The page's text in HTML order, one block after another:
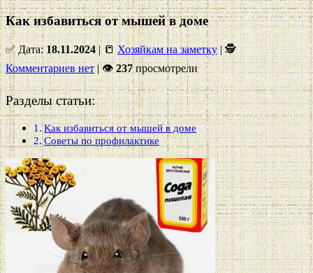
Как избавиться от мышей в доме
✅ Дата:18.11.2024| 📒Хозяйкам на заметку| 🕵
Комментариев нет|👁237просмотрели
Разделы статьи:
Как избавиться от мышей в доме
Советы по профилактике